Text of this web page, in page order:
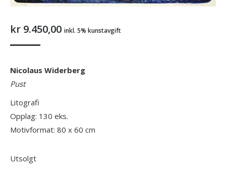
kr 9.450,00 inkl. 5% kunstavgift
Nicolaus Widerberg
Pust
Litografi
Opplag: 130 eks.
Motivformat: 80 x 60 cm
Utsolgt